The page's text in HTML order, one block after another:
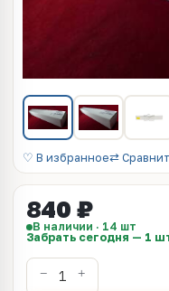
♡ В избранное⇄
840 ₽
В наличии · 14 шт
Забрать сегодня — 1